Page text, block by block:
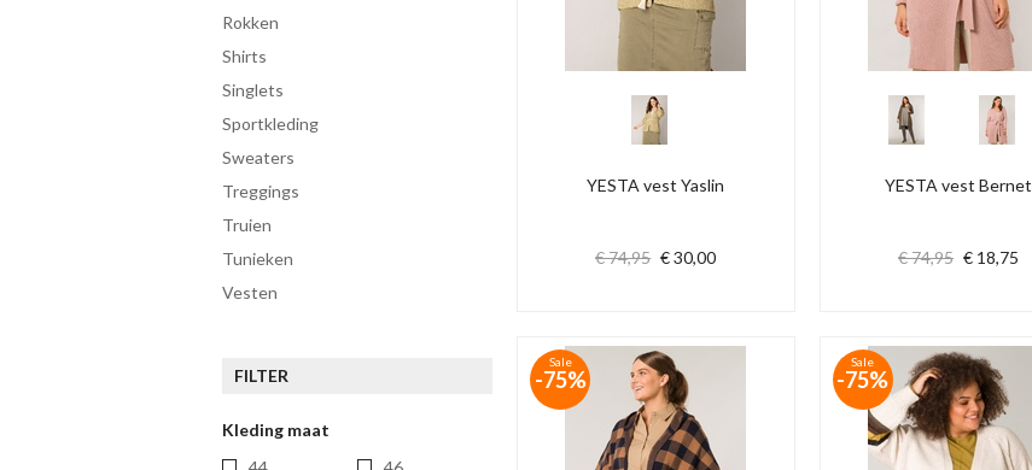
rokken
shirts
singlets
Sportkleding
sweaters
treggings
truien
tunieken
vesten
FILTER
Kleding maat
YESTA vest Yaslin
€ 74,95 € 30,00
YESTA vest Bernet
€ 74,95 € 18,75
Sale
-75%
Sale
-75%